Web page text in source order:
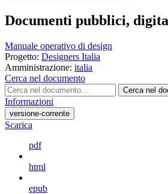
Documenti pubblici,
Manuale operativo di design
Progetto: Designers Italia
Amministrazione: italia
Cerca nel documento
Cerca nel
Informazioni
versione-corrente
Scarica
pdf
html
epub